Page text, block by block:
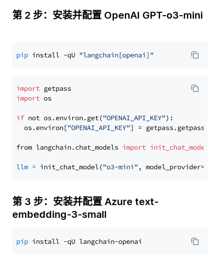
第 2 步：安装并配置 OpenAI GPT-o3-mini
pip install -qU "langchain[openai]"
import
import os
if not os.environ.get("OPENAI_API_KEY"):
  os.environ[
"OPENAI_API_KEY"] = getpass.getpass(
from langchain.chat_models import init_chat_model
llm = init_chat_model("o3-mini" , model_provider=
第 3 步：安装并配置 Azure text-
embedding-3-small
pip